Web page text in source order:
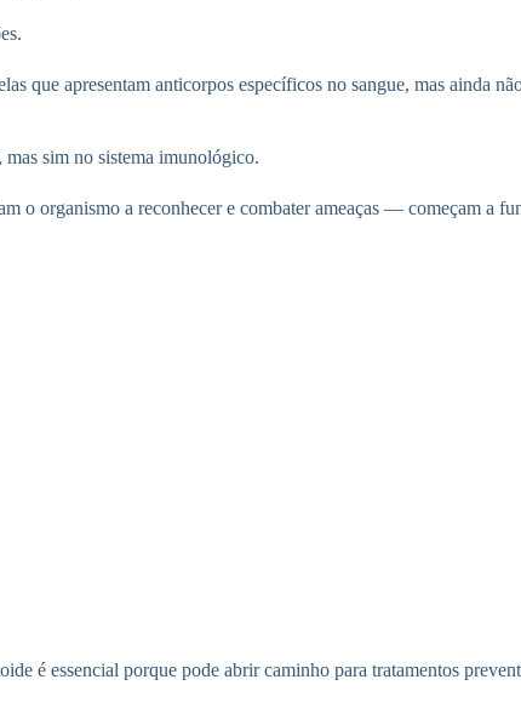
que apresentam anticorpos específicos no sangue, mas ainda
mas sim no sistema imunológico.
o organismo a reconhecer e combater ameaças — começam a
é essencial porque pode abrir caminho para tratamentos